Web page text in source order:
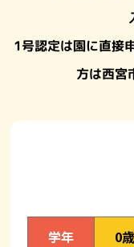
1号認定は園に直接
方は西宮
学年 0